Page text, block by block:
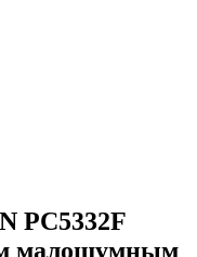
PC5332F
малошумным